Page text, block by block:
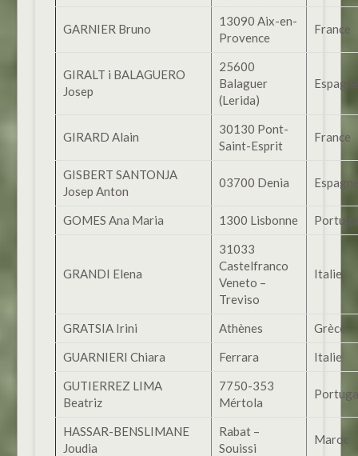
GARNIER Bruno
13090 Aix-en-
Provence
France
GIRALT i BALAGUERO
Josep
25600
Balaguer
(Lerida)
GIRARD Alain
30130 Pont-
Saint-Esprit
France
GISBERT SANTONJA
Josep Anton
03700 Denia
GOMES Ana Maria 1300 Lisbonne
GRANDI Elena
31033
Castelfranco
Veneto –
Treviso
Italie
GRATSIA Irini Athènes
Grèce
GUARNIERI Chiara
Ferrara
Italie
GUTIERREZ LIMA
Beatriz
7750-353
Mértola
HASSAR-BENSLIMANE
Joudia
Rabat –
Souissi
Maroc